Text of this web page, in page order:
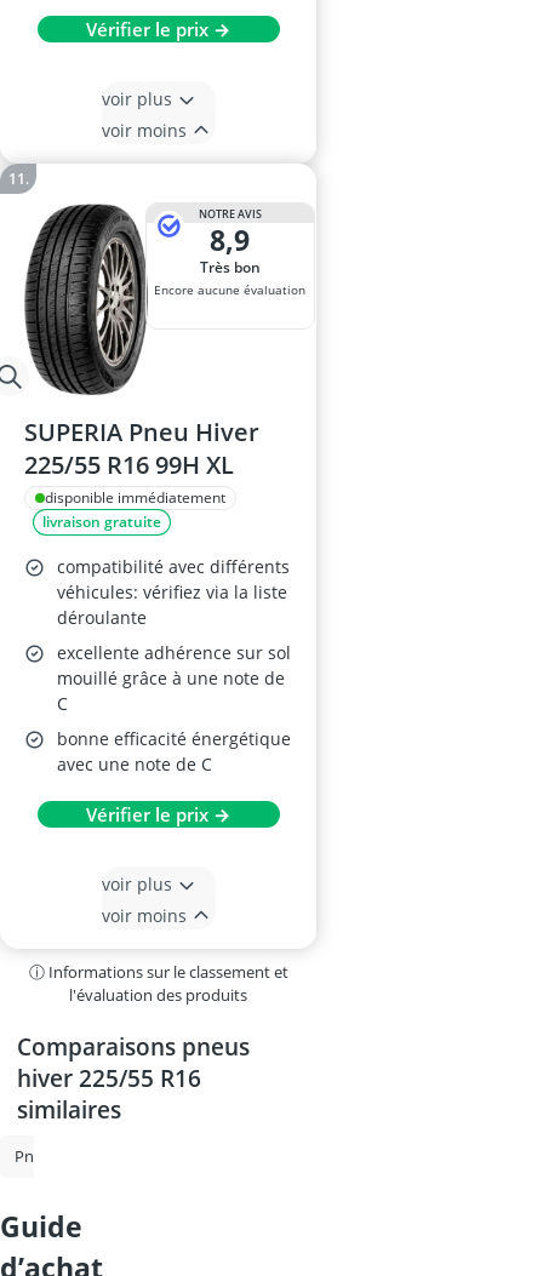
Vérifier le prix →
voir plus
voir moins
NOTRE AVIS
8,9
Très bon
Encore aucune évaluation
SUPERIA Pneu Hiver
225/55 R16 99H XL
disponible immédiatement
livraison gratuite
compatibilité avec différents
véhicules: vérifiez via la liste
déroulante
excellente adhérence sur sol
mouillé grâce à une note de
C
bonne efficacité énergétique
avec une note de C
Vérifier le prix →
voir plus
voir moins
ⓘ Informations sur le classement et
l'évaluation des produits
Comparaisons pneus
hiver 225/55 R16
similaires
Pneu toutes saisons 205-55 R16
guide
d’achat